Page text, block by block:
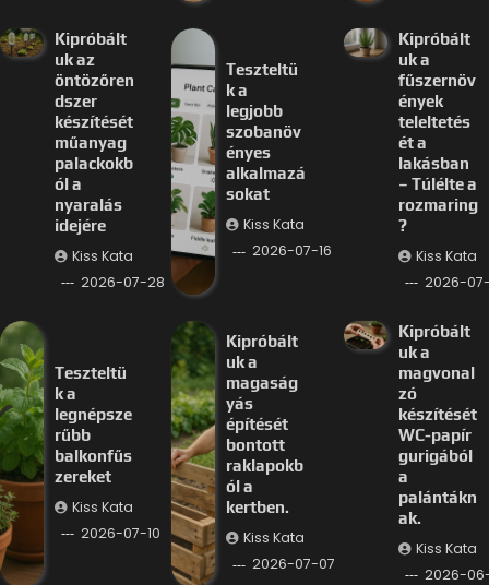
Kipróbált
uk az
öntözőren
dszer
készítését
műanyag
palackokb
ól a
nyaralás
idejére
Kiss Kata
2026-07-28
Teszteltü
k a
legjobb
szobanöv
ényes
alkalmazá
sokat
Kiss Kata
2026-07-16
Kipróbált
uk a
fűszernöv
ények
teleltetés
ét a
lakásban
– Túlélte a
rozmaring
?
Kiss Kata
2026-
Teszteltü
k a
legnépsze
rűbb
balkonfűs
zereket
Kiss Kata
2026-07-10
Kipróbált
uk a
magaság
yás
építését
bontott
raklapokb
ól a
kertben.
Kiss Kata
2026-07-07
Kipróbált
uk a
magvonal
zó
készítését
WC-papír
gurigából
a
palántákn
ak.
Kiss Kata
2026-